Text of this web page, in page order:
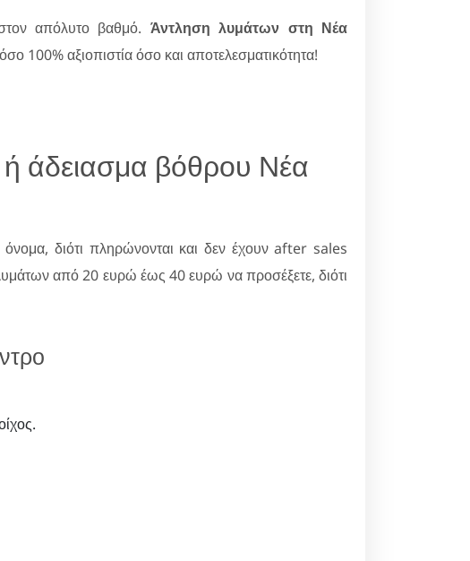
απόλυτο βαθμό. Άντληση λυμάτων στη Νέα
100% αξιοπιστία όσο και αποτελεσματικότητα!
άδειασμα βόθρου Νέα
διότι πληρώνονται και δεν έχουν after sales
από 20 ευρώ έως 40 ευρώ να προσέξετε, διότι